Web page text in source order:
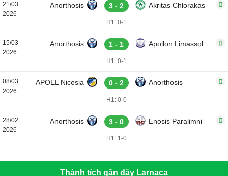
21/03
2026
Anorthosis 3 - 2 Akritas Chlorakas
H1: 0-1
15/03
2026
Anorthosis 1 - 1 Apollon Limassol
H1: 0-1
08/03
2026
APOEL Nicosia 0 - 2 Anorthosis
H1: 0-0
28/02
2026
Anorthosis 3 - 0 Enosis Paralimni
H1: 1-0
Thành tích gần đây Larnaca